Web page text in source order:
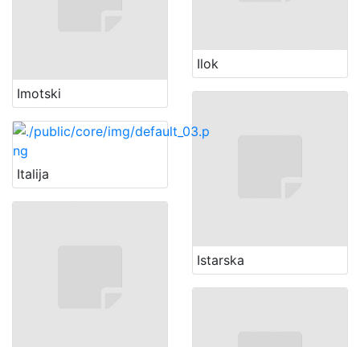
Ilok
Imotski
Istarska
Italija